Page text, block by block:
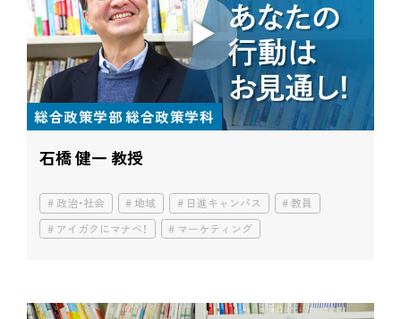
総合政策学部 総合政策学科
石橋 健一 教授
政治・社会 地域 日進キャンパス
教員
アイガクにマナベ！
マーケティング